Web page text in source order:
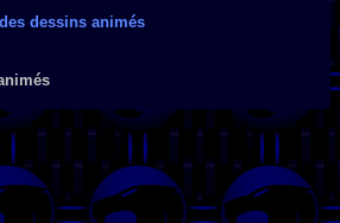
dessins animés